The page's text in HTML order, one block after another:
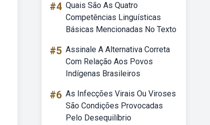
#4 Quais São As Quatro
Competências Linguísticas
Básicas Mencionadas No Texto
#5 Assinale A Alternativa Correta
Com Relação Aos Povos
Indígenas Brasileiros
#6 As Infecções Virais Ou Viroses
São Condições Provocadas
Pelo Desequilíbrio